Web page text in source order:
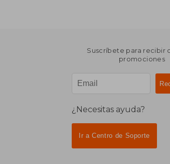
Suscríbete para recibir
promociones
¿Necesitas ayuda?
Ir a Centro de Soporte